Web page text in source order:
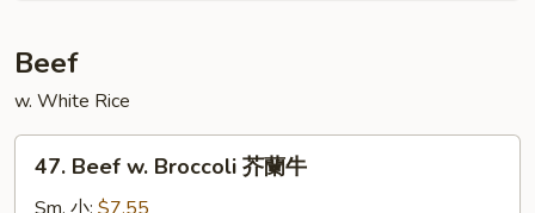
雞
Beef
w. White Rice
47.
Beef
47. Beef w. Broccoli 芥蘭牛
Sm. 小: $7.55